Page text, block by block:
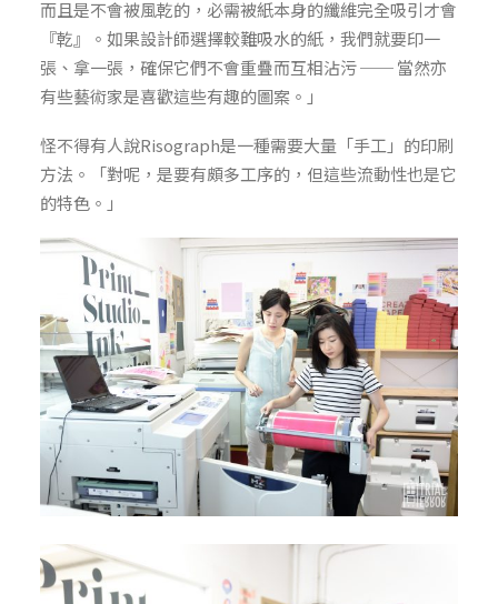
而且是不會被風乾的，必需被紙本身的纖維完全吸引才會
『乾』。如果設計師選擇較難吸水的紙，我們就要印一
張、拿一張，確保它們不會重疊而互相沾污 ── 當然亦
有些藝術家是喜歡這些有趣的圖案。」
怪不得有人說Risograph是一種需要大量「手工」的印刷
方法。「對呢，是要有頗多工序的，但這些流動性也是它
的特色。」